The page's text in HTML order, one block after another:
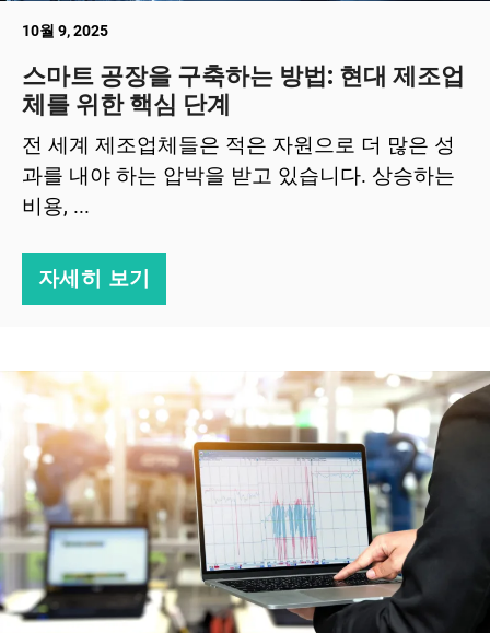
10월 9, 2025
스마트 공장을 구축하는 방법: 현대 제조업
체를 위한 핵심 단계
전 세계 제조업체들은 적은 자원으로 더 많은 성
과를 내야 하는 압박을 받고 있습니다. 상승하는
비용, ...
자세히 보기